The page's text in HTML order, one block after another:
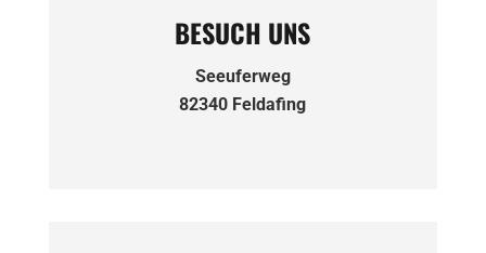
BESUCH UNS
Seeuferweg
82340 Feldafing